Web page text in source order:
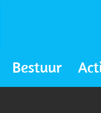
Bestuur